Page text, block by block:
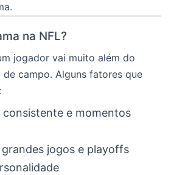
na NFL?
jogador vai muito além do
campo. Alguns fatores que
e momentos
grandes jogos e playoffs